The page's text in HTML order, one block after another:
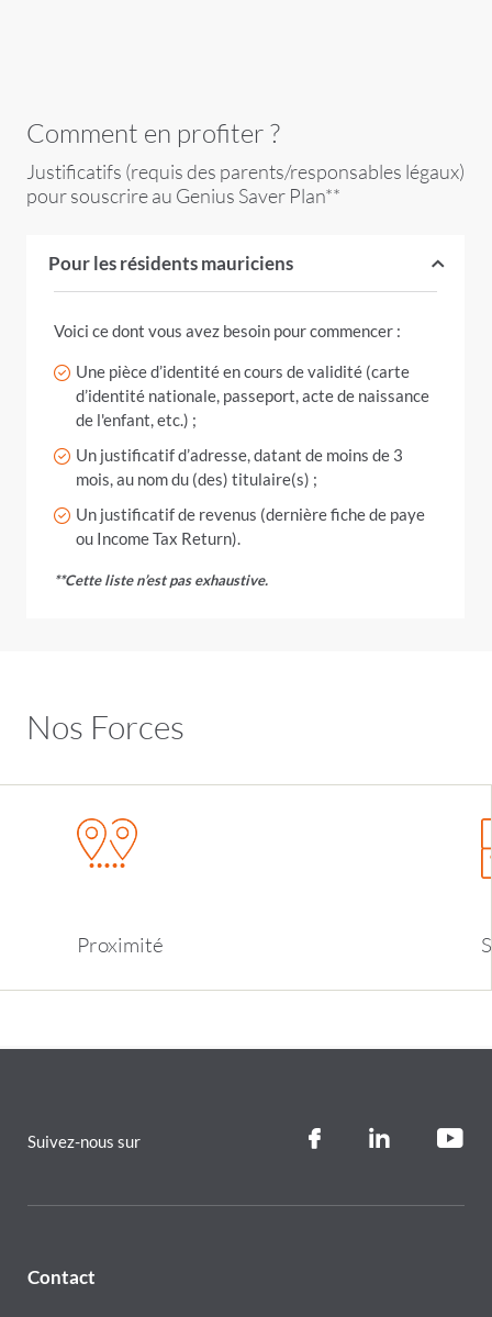
Comment en profiter ?
Justificatifs (requis des parents/responsables légaux)
pour souscrire au Genius Saver Plan**
Pour les résidents mauriciens
Voici ce dont vous avez besoin pour commencer :
Une pièce d’identité en cours de validité (carte
d’identité nationale, passeport, acte de naissance
de l'enfant, etc.) ;
Un justificatif d’adresse, datant de moins de 3
mois, au nom du (des) titulaire(s) ;
Un justificatif de revenus (dernière fiche de paye
ou Income Tax Return).
**Cette liste n’est pas exhaustive.
Nos Forces
Proximité
Suivez-nous sur
Contact